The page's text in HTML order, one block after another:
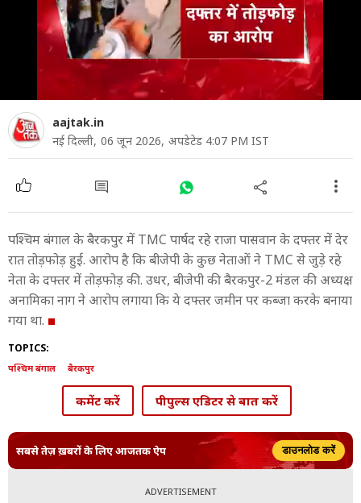
aajtak.in
नई दिल्ली, 06 जून 2026, अपडेटेड 4:07 PM IST
पश्चिम बंगाल के बैरकपुर में TMC पार्षद रहे राजा पासवान के दफ्तर में देर
रात तोड़फोड़ हुई. आरोप है कि बीजेपी के कुछ नेताओं ने TMC से जुड़े रहे
नेता के दफ्तर में तोड़फोड़ की. उधर, बीजेपी की बैरकपुर-2 मंडल की अध्यक्ष
अनामिका नाग ने आरोप लगाया कि ये दफ्तर जमीन पर कब्जा करके बनाया
गया था.
TOPICS:
पश्चिम बंगाल बैरकपुर
कमेंट करें पीपुल्स एडिटर से बात करें
सबसे तेज़ ख़बरों के लिए आजतक ऐप डाउनलोड करें
ADVERTISEMENT